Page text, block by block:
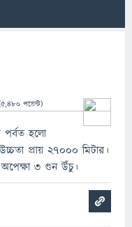
5,480 পয়েন্ট)
পর্বত হলো
প্রায় ২৭০০০ মিটার।
৩ গুন উঁচু।